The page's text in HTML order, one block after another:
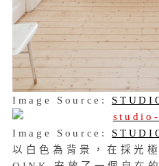
Image Source:
Image Source:
以白色為背景，在採光